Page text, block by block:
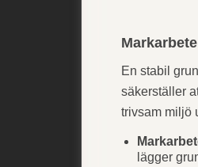
En stabil
säkerställer
trivsam miljö
lägger